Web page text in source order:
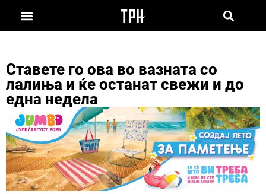
Ставете го ова во вазната со
лалиња и ќе останат свежи и до
една недела